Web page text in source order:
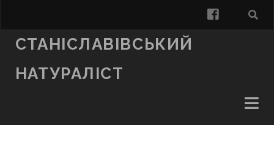
facebook
СТАНІСЛАВІВСЬКИЙ
НАТУРАЛІСТ